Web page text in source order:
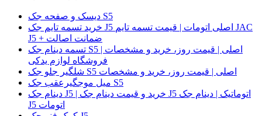
دیسک و صفحه جک S5
خرید تسمه تایم جک J5 اصلی اتومات | قیمت تسمه تایم JAC
J5 + ضمانت اصالت
تسمه دینام جک S5 اصلی | قیمت روز، خرید و مشخصات |
فروشگاه لوازم یدکی
شلگیر جلو جک S5 اصلی | قیمت روز، خرید و مشخصات
میل موجگیرعقب جک S5
دینام جک J5 | خرید و قیمت دینام جک J5 اتوماتیک | دینام جک
J5 اتومات